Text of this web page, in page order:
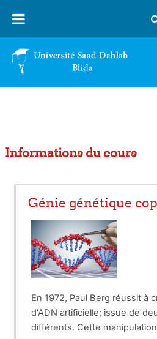
Informations du cours
Génie génétique
En 1972, Paul Berg réussit à
d'ADN artificielle; issue de
différents. Cette